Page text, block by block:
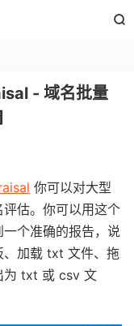

- 域名批量
你可以对大型
估。你可以用这个
个准确的报告，说
、加载 txt 文件、拖
为 txt 或 csv 文